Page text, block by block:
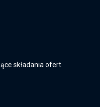
składania ofert.